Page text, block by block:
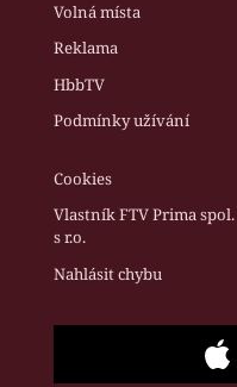
Volná místa
Reklama
HbbTV
Podmínky užívání
Cookies
Vlastník FTV Prima spol.
s r.o.
Nahlásit chybu